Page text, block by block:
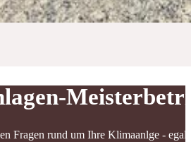
Fragen rund um Ihre Klimaanlge -